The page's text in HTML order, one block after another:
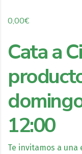
0,00€
Cata a
12:00
Te invitamos a